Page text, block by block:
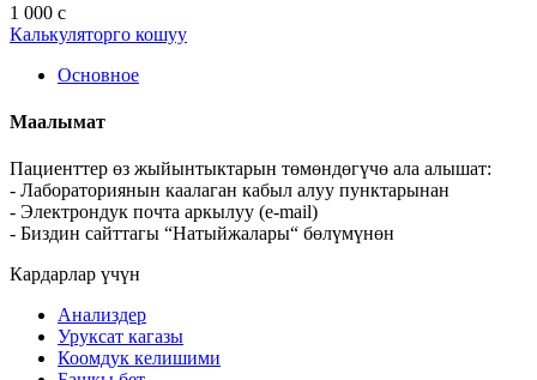
1 000 с
Калькуляторго кошуу
Основное
Маалымат
Пациенттер өз жыйынтыктарын төмөндөгүчө ала алышат:
- Лабораториянын каалаган кабыл алуу пунктарынан
- Электрондук почта аркылуу (e-mail)
- Биздин сайттагы “Натыйжалары“ бөлүмүнөн
Кардарлар үчүн
Анализдер
Уруксат кагазы
Коомдук келишими